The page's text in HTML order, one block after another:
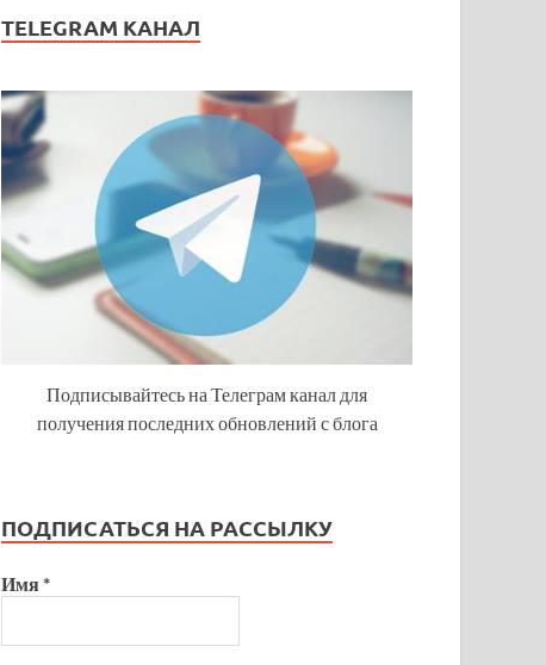
TELEGRAM КАНАЛ
Подписывайтесь на Телеграм канал для
получения последних обновлений с блога
ПОДПИСАТЬСЯ НА РАССЫЛКУ
Имя*